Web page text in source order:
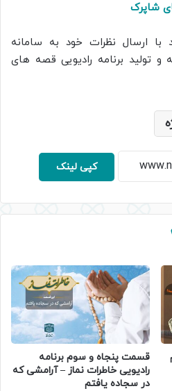
شاپرک
با ارسال نظرات خود به سامانه
و تولید برنامه رادیویی قصه های
کپی لینک
قسمت پنجاه و سوم برنامه
رادیویی خاطرات نماز – آرامشی که
در سجاده یافتم